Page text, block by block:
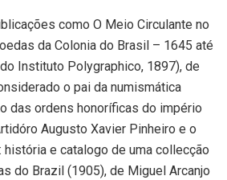
como O Meio Circulante no
da Colonia do Brasil – 1645 até
Instituto Polygraphico, 1897), de
o pai da numismática
das ordens honoríficas do império
Augusto Xavier Pinheiro e o
história e catalogo de uma collecção
do Brazil (1905), de Miguel Arcanjo